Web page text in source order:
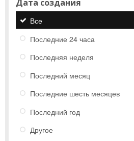
Дата создания
Все
Последние 24 часа
Последняя неделя
Последний месяц
Последние шесть месяцев
Последний год
Другое